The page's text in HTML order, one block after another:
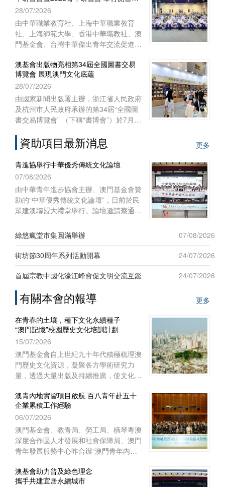
澳門特別行政區聯絡辦公室宣傳文體部、
經濟部和澳門基金會作為澳門協辦單位，
一共組織了45位澳門代表前往內蒙古自
治區出席活動。
式
28/07/2026
由中華職業教育社、上海中華職業教育
社、上海師範大學、香港中華職教社、澳
門基金會、台灣中華傑出青年交流促進會
國教科文組織教師教育中心協辦之“青年
匯‧文化緣‧中華情——第十五屆台灣青年
研習營暨2026青年研習營”開營儀式於
2026年7月28日上午在上海聯合國教科文
組織教師教育中心舉行。來自台灣、香
港、澳門29所院校的60多名師生，和上
為期七天的文化交流與研習體驗之旅。
澳基會出版物亮相第34屆全國圖書交易
博覽會 展現澳門文化底蘊
28/07/2026
由國家新聞出版署主辦，浙江省人民政府
及杭州巿人民政府承辦的第34屆“全國圖
書交易博覽會” （下稱“書博會”）於7月
利舉行。澳門基金會作為澳門出版界代表
再度參展，攜近年出版的多領域精品圖書
亮相，向內地及各地讀者展現澳門豐富的
出版成果與文化底蘊。
資助項目最新消息
更多
青進協舉行中華優秀傳統文化論壇
07/08/2026
由中華青年進步協會主辦、澳門基金會贊
助的“中華優秀傳統文化論壇”，日前於民
眾建澳聯盟大禮堂舉行。論壇邀請蔡通中
新發展”為題，吸引六十名來自台灣地區
及澳門本地青年踴躍參與，現場互動熱
烈。
綠悠瘋堂市集圓滿舉辦
07/08/2026
街坊節30周年系列活動開幕
24/07/2026
首屆宗教中國化濠江峰會促文明交流互鑑
24/07/2026
有關本會的報導
更多
在青春的土壤，種下文化永續種子
“澳門記憶”校園歷史文化培訓計劃
15/07/2026
澳門基金會自上世紀九十年代積極梳理澳
門歷史文化資源，凝聚各方學術研究力
量，透過大量出版及持續推廣，使文化保
文化保育的關注。
澳青內地實習項目啟航 百八青年赴五十
企業累積工作經驗
06/07/2026
澳門基金會、教青局、勞工局、橫琴粵澳
深度合作區人才發展和社會保障局、澳門
青年發展服務中心昨合辦“澳門青年內地
訓”。
澳基會助力普及綠色理念
攜手共建宜居永續城市